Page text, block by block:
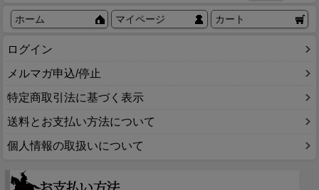
ホーム マイページ カート
ログイン
メルマガ申込/停止
特定商取引法に基づく表示
送料とお支払い方法について
個人情報の取扱いについて